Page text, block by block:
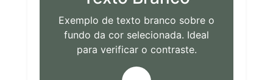
Exemplo de texto branco sobre o
fundo da cor selecionada. Ideal
para verificar o contraste.